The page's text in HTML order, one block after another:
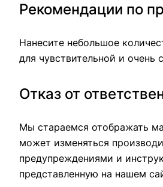
Рекомендации по
Нанесите небольшое
для чувствительной и очень
Отказ от
Мы стараемся отображать
может изменяться
предупреждениями и
представленную на нашем